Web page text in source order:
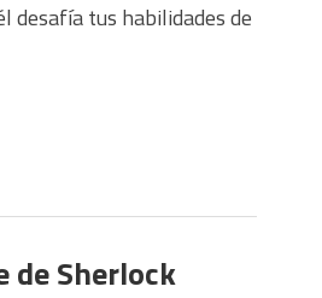
desafía tus habilidades de
de Sherlock